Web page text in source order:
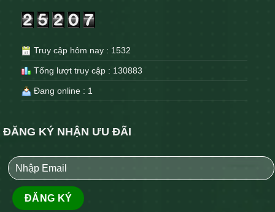
Truy cập hôm nay : 1532
Tổng lượt truy cập : 130883
Đang online : 1
ĐĂNG KÝ NHẬN ƯU ĐÃI